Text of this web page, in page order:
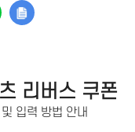
리버스 쿠폰
입력 방법 안내